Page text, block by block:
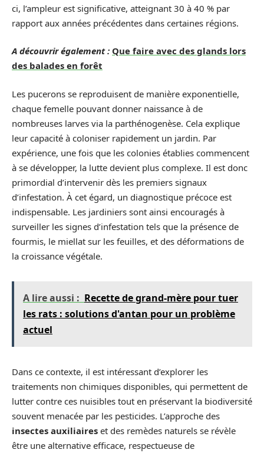
ci, l’ampleur est significative, atteignant 30 à 40 % par
rapport aux années précédentes dans certaines régions.
A découvrir également : Que faire avec des glands lors
des balades en forêt
Les pucerons se reproduisent de manière exponentielle,
chaque femelle pouvant donner naissance à de
nombreuses larves via la parthénogenèse. Cela explique
leur capacité à coloniser rapidement un jardin. Par
expérience, une fois que les colonies établies commencent
à se développer, la lutte devient plus complexe. Il est donc
primordial d’intervenir dès les premiers signaux
d’infestation. À cet égard, un diagnostique précoce est
indispensable. Les jardiniers sont ainsi encouragés à
surveiller les signes d’infestation tels que la présence de
fourmis, le miellat sur les feuilles, et des déformations de
la croissance végétale.
A lire aussi : Recette de grand-mère pour tuer
les rats : solutions d'antan pour un problème
actuel
Dans ce contexte, il est intéressant d’explorer les
traitements non chimiques disponibles, qui permettent de
lutter contre ces nuisibles tout en préservant la biodiversité
souvent menacée par les pesticides. L’approche des
insectes auxiliaires et des remèdes naturels se révèle
être une alternative efficace, respectueuse de